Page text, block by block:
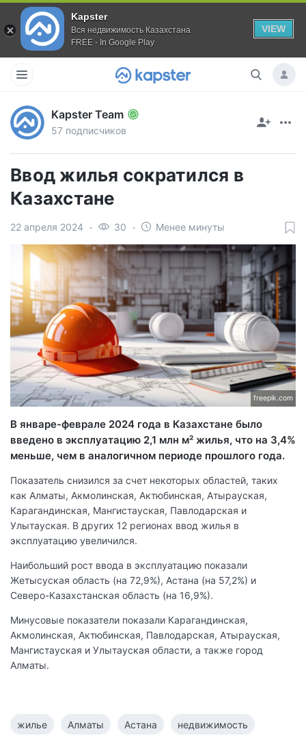
Kapster
Вся недвижимость Казахстана
FREE - In Google Play
VIEW
Kapster Team
57 подписчиков
Ввод жилья сократился в
Казахстане
22 апреля 2024 30 Менее минуты
freepik.com
В январе-феврале 2024 года в Казахстане было
введено в эксплуатацию 2,1 млн м² жилья, что на 3,4%
меньше, чем в аналогичном периоде прошлого года.
Показатель снизился за счет некоторых областей, таких
как Алматы, Акмолинская, Актюбинская, Атырауская,
Карагандинская, Мангистауская, Павлодарская и
Улытауская. В других 12 регионах ввод жилья в
эксплуатацию увеличился.
Наибольший рост ввода в эксплуатацию показали
Жетысуская область (на 72,9%), Астана (на 57,2%) и
Северо-Казахстанская область (на 16,9%).
Минусовые показатели показали Карагандинская,
Акмолинская, Актюбинская, Павлодарская, Атырауская,
Мангистауская и Улытауская области, а также город
Алматы.
жилье Алматы Астана недвижимость